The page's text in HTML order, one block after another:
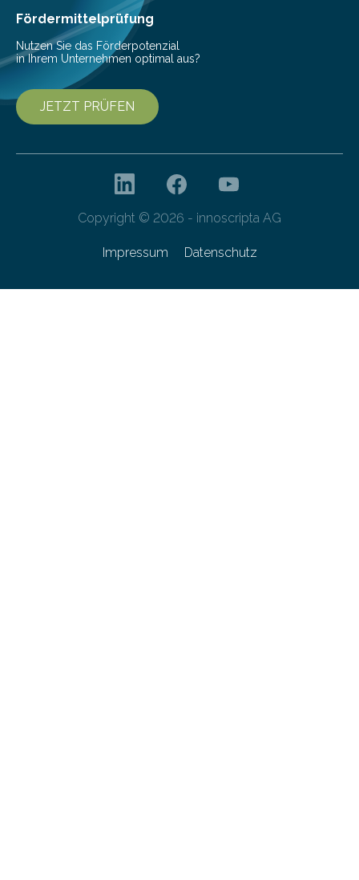
Fördermittelprüfung
Nutzen Sie das Förderpotenzial
in Ihrem Unternehmen optimal aus?
JETZT PRÜFEN
Copyright © 2026 - innoscripta AG
Impressum Datenschutz